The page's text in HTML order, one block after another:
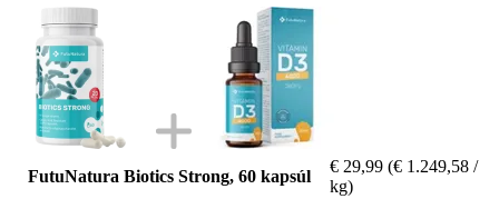
FutuNatura Biotics Strong, 60 kapsúl
€ 29,99 (€ 1.249,58 /
kg)